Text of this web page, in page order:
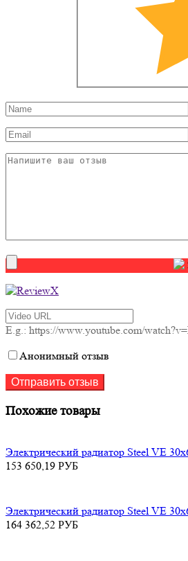
E.g.: https://www.youtube.com/
Анонимный отзыв
Похожие товары
Электрический радиатор Steel VE
153 650,19 РУБ
Электрический радиатор Steel VE
164 362,52 РУБ